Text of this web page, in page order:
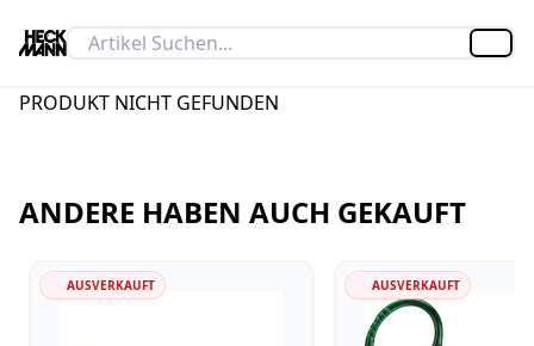
PRODUKT NICHT GEFUNDEN
ANDERE HABEN AUCH GEKAUFT
AUSVERKAUFT AUSVERKAUFT